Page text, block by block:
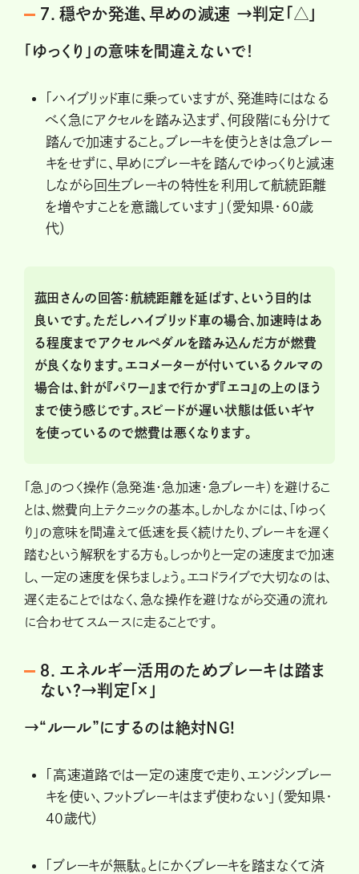
７．穏やか発進、早めの減速 →判定「△」
「ゆっくり」の意味を間違えないで！
「ハイブリッド車に乗っていますが、発進時にはなる
べく急にアクセルを踏み込まず、何段階にも分けて
踏んで加速すること。ブレーキを使うときは急ブレー
キをせずに、早めにブレーキを踏んでゆっくりと減速
しながら回生ブレーキの特性を利用して航続距離
を増やすことを意識しています」（愛知県・60歳
代）
菰田さんの回答：航続距離を延ばす、という目的は
良いです。ただしハイブリッド車の場合、加速時はあ
る程度までアクセルペダルを踏み込んだ方が燃費
が良くなります。エコメーターが付いているクルマの
場合は、針が『パワー』まで行かず『エコ』の上のほう
まで使う感じです。スピードが遅い状態は低いギヤ
を使っているので燃費は悪くなります。
「急」のつく操作（急発進・急加速・急ブレーキ）を避けるこ
とは、燃費向上テクニックの基本。しかしなかには、「ゆっく
り」の意味を間違えて低速を長く続けたり、ブレーキを遅く
踏むという解釈をする方も。しっかりと一定の速度まで加速
し、一定の速度を保ちましょう。エコドライブで大切なのは、
遅く走ることではなく、急な操作を避けながら交通の流れ
に合わせてスムースに走ることです。
８．エネルギー活用のためブレーキは踏ま
ない？→判定「×」
→“ルール”にするのは絶対NG!
「高速道路では一定の速度で走り、エンジンブレー
キを使い、フットブレーキはまず使わない」（愛知県・
40歳代）
「ブレーキが無駄。とにかくブレーキを踏まなくて済